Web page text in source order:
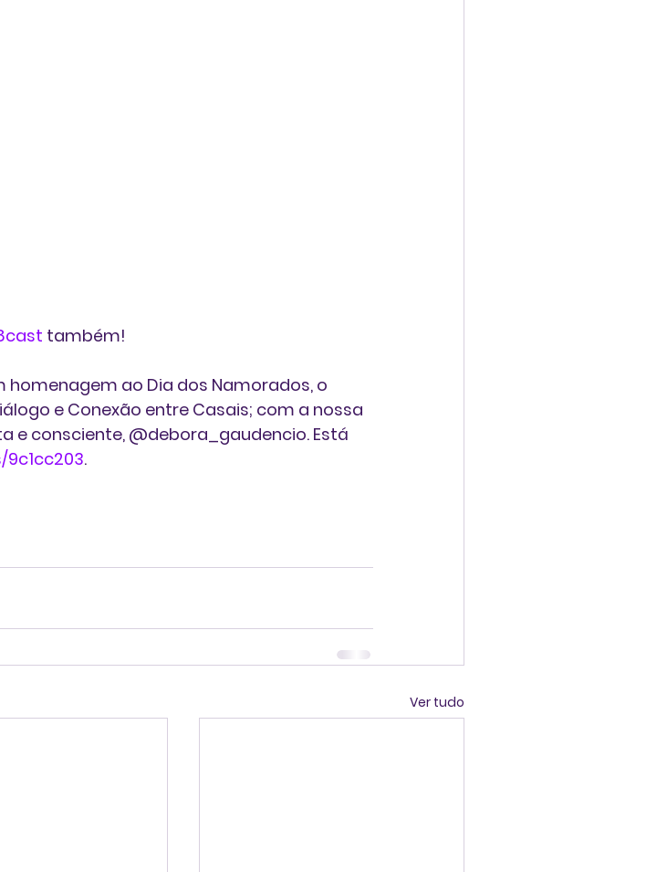
também!
homenagem ao Dia dos Namorados, o
e Conexão entre Casais; com a nossa
e consciente, @debora_gaudencio. Está
.
Ver tudo